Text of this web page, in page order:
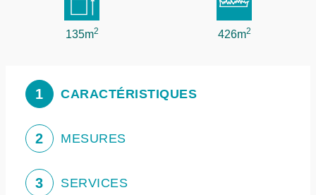
135m2 426m2
1 CARACTÉRISTIQUES
2 MESURES
3 SERVICES